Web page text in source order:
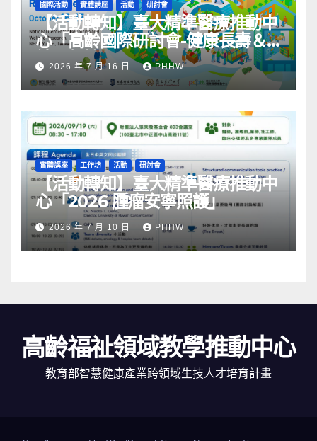
國際活動 實體講座 活動 研討會
【活動轉知】臺大精準醫療推動中
心「高齡國際研討會-健康長壽＆
社區韌性」
2026 年 7 月 16 日 PHHW
實體講座 工作坊 活動 研討會
【活動轉知】臺大精準醫療推動中
心「2026 腫瘤安寧照護」
2026 年 7 月 10 日 PHHW
高齡福祉領域教學推動中心
教育部智慧健康產業跨領域生技人才培育計畫